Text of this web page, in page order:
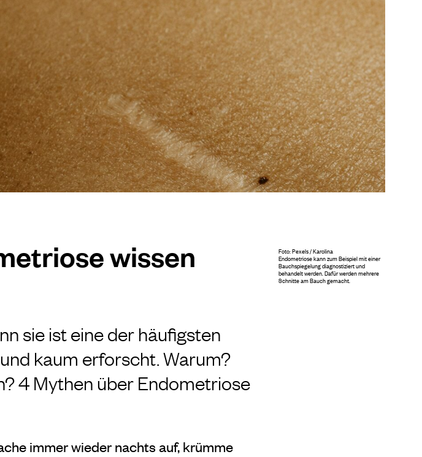
wissen
sie ist eine der häufigsten
kaum erforscht. Warum?
4 Mythen über Endometriose
immer wieder nachts auf, krümme
Foto: Pexels / Karolina
Endometriose kann zum Beispiel mit einer
Bauchspiegelung diagnostiziert und
behandelt werden. Dafür werden mehrere
Schnitte am Bauch gemacht.